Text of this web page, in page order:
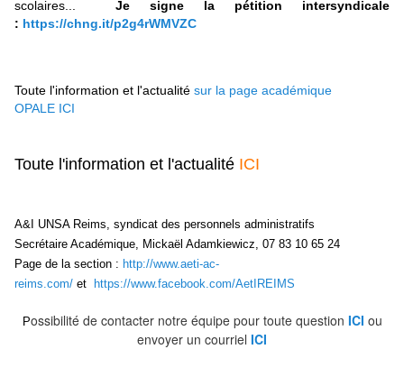
scolaires... Je signe la pétition intersyndicale
: https://chng.it/p2g4rWMVZC
Toute l'information et l'actualité sur la page académique
OPALE ICI
Toute l'information et l'actualité ICI
A&I UNSA Reims, syndicat des personnels administratifs
Secrétaire Académique, Mickaël Adamkiewicz, 07 83 10 65 24
Page de la section : http://www.aeti-ac-
reims.com/ et https://www.facebook.com/AetIREIMS
Possibilité de contacter notre équipe pour toute question ICI ou
envoyer un courriel ICI